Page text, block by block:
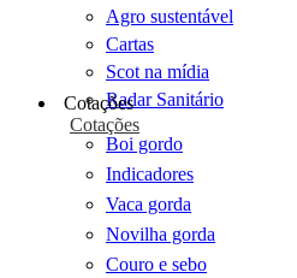
Agro sustentável
Cartas
Scot na mídia
Radar Sanitário
Cotações
Cotações
Boi gordo
Indicadores
Vaca gorda
Novilha gorda
Couro e sebo